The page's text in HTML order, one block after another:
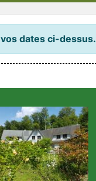
dates ci-dessus.